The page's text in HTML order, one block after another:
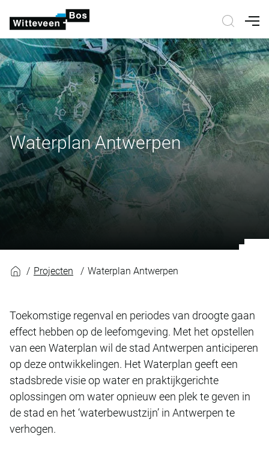
Waterplan Antwerpen
Projecten Waterplan Antwerpen
Toekomstige regenval en periodes van droogte gaan
effect hebben op de leefomgeving. Met het opstellen
van een Waterplan wil de stad Antwerpen anticiperen
op deze ontwikkelingen. Het Waterplan geeft een
stadsbrede visie op water en praktijkgerichte
oplossingen om water opnieuw een plek te geven in
de stad en het ‘waterbewustzijn’ in Antwerpen te
verhogen.